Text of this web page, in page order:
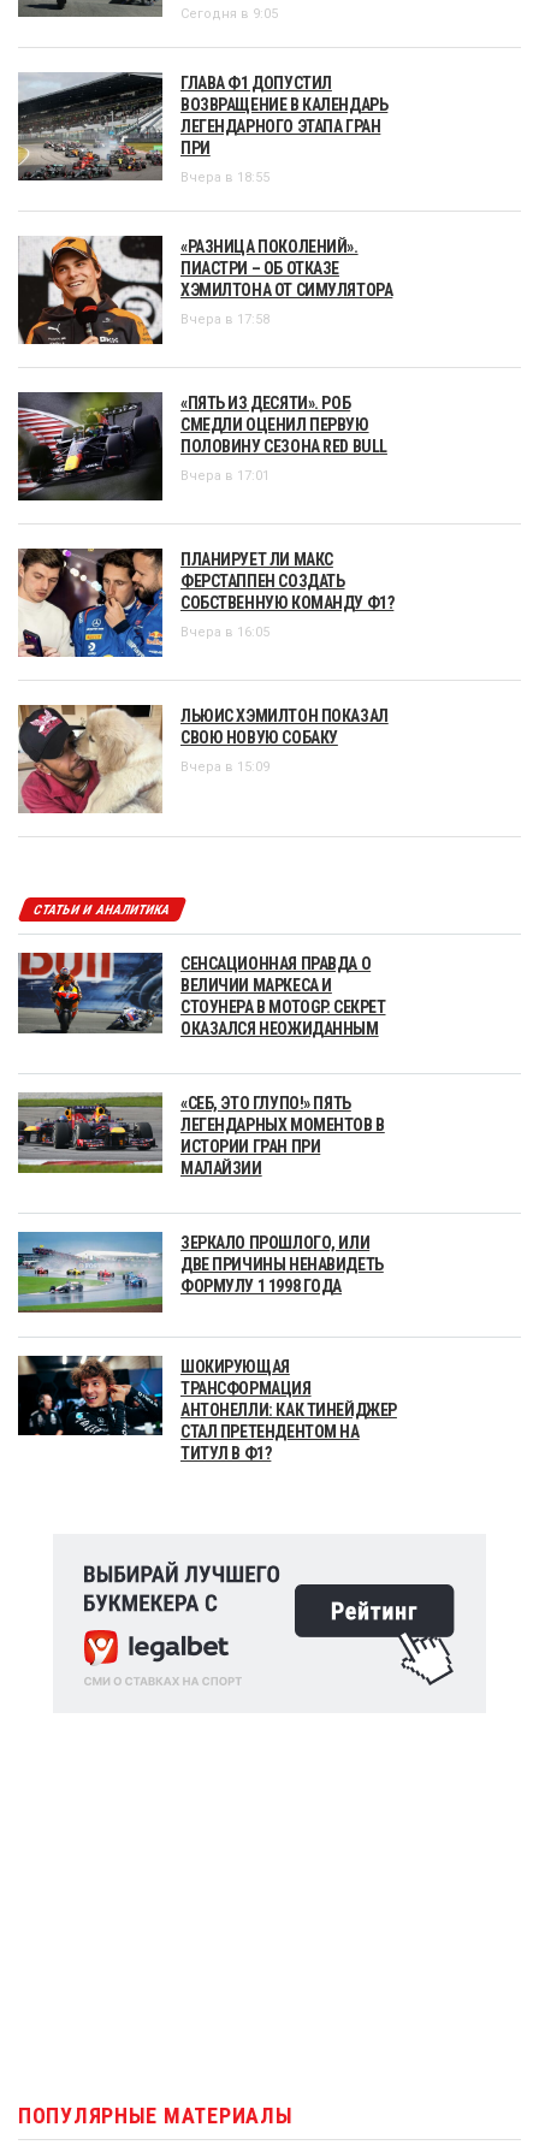
Сегодня в 9:05
ГЛАВА Ф1 ДОПУСТИЛ
ВОЗВРАЩЕНИЕ В КАЛЕНДАРЬ
ЛЕГЕНДАРНОГО ЭТАПА ГРАН
ПРИ
Вчера в 18:55
«РАЗНИЦА ПОКОЛЕНИЙ».
ПИАСТРИ – ОБ ОТКАЗЕ
ХЭМИЛТОНА ОТ СИМУЛЯТОРА
Вчера в 17:58
«ПЯТЬ ИЗ ДЕСЯТИ». РОБ
СМЕДЛИ ОЦЕНИЛ ПЕРВУЮ
ПОЛОВИНУ СЕЗОНА RED BULL
Вчера в 17:01
ПЛАНИРУЕТ ЛИ МАКС
ФЕРСТАППЕН СОЗДАТЬ
СОБСТВЕННУЮ КОМАНДУ Ф1?
Вчера в 16:05
ЛЬЮИС ХЭМИЛТОН ПОКАЗАЛ
СВОЮ НОВУЮ СОБАКУ
Вчера в 15:09
СТАТЬИ И АНАЛИТИКА
СЕНСАЦИОННАЯ ПРАВДА О
ВЕЛИЧИИ МАРКЕСА И
СТОУНЕРА В MOTOGP. СЕКРЕТ
ОКАЗАЛСЯ НЕОЖИДАННЫМ
«СЕБ, ЭТО ГЛУПО!» ПЯТЬ
ЛЕГЕНДАРНЫХ МОМЕНТОВ В
ИСТОРИИ ГРАН ПРИ
МАЛАЙЗИИ
ЗЕРКАЛО ПРОШЛОГО, ИЛИ
ДВЕ ПРИЧИНЫ НЕНАВИДЕТЬ
ФОРМУЛУ 1 1998 ГОДА
ШОКИРУЮЩАЯ
ТРАНСФОРМАЦИЯ
АНТОНЕЛЛИ: КАК ТИНЕЙДЖЕР
СТАЛ ПРЕТЕНДЕНТОМ НА
ТИТУЛ В Ф1?
ПОПУЛЯРНЫЕ МАТЕРИАЛЫ